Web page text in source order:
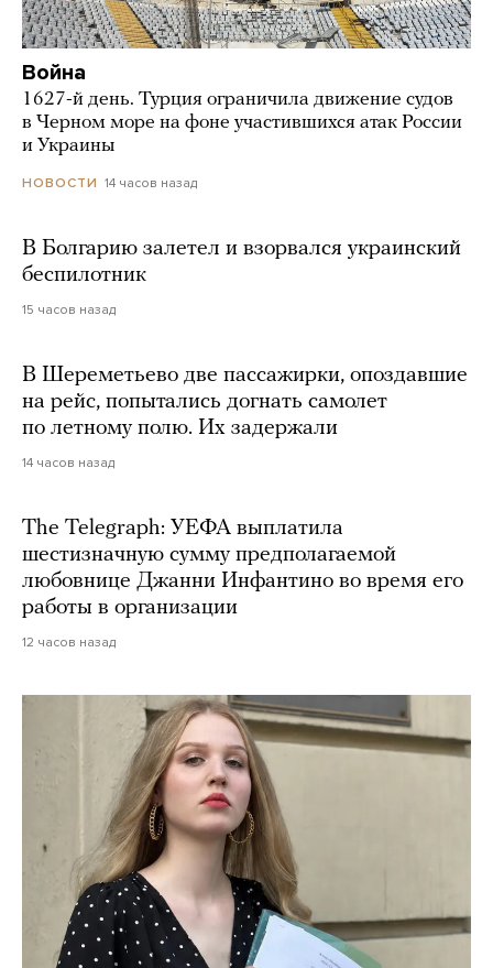
Война
1627-й день. Турция ограничила движение судов
в Черном море на фоне участившихся атак России
и Украины
НОВОСТИ 14 часов назад
В Болгарию залетел и взорвался украинский
беспилотник
15 часов назад
В Шереметьево две пассажирки, опоздавшие
на рейс, попытались догнать самолет
по летному полю. Их задержали
14 часов назад
The Telegraph: УЕФА выплатила
шестизначную сумму предполагаемой
любовнице Джанни Инфантино во время его
работы в организации
12 часов назад